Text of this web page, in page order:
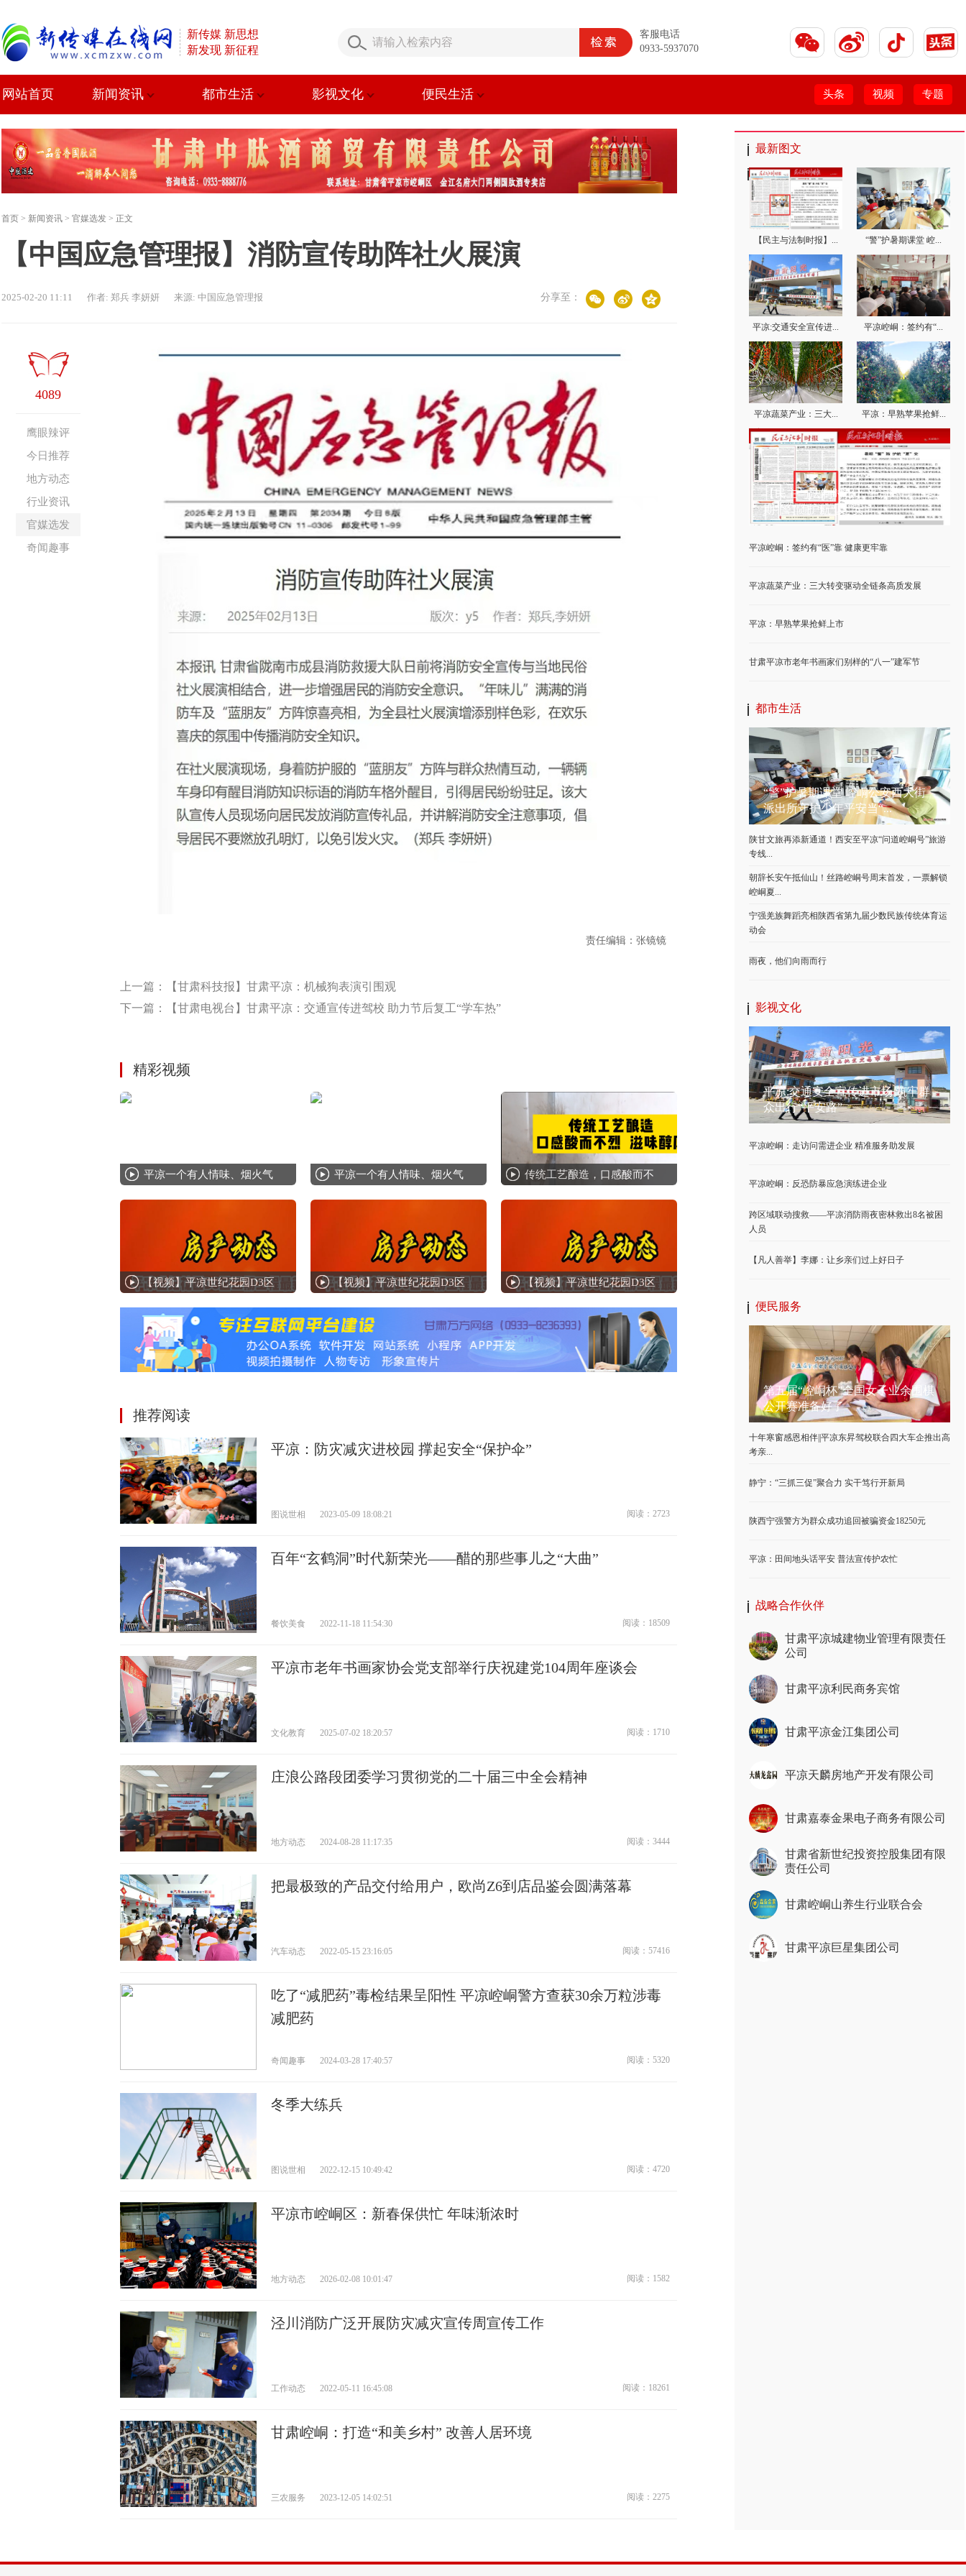
新传媒 新思想
新发现 新征程
客服电话
0933-5937070
网站首页 新闻资讯 都市生活 影视文化 便民生活 头条 视频 专题
首页 > 新闻资讯 > 官媒选发 > 正文
【中国应急管理报】消防宣传助阵社火展演
2025-02-20 11:11 作者: 郑兵 李妍妍 来源: 中国应急管理报 分享至：
4089
鹰眼辣评
今日推荐
地方动态
行业资讯
官媒选发
奇闻趣事
责任编辑：张镜镜
上一篇：【甘肃科技报】甘肃平凉：机械狗表演引围观
下一篇：【甘肃电视台】甘肃平凉：交通宣传进驾校 助力节后复工“学车热”
精彩视频
平凉一个有人情味、烟火气 平凉一个有人情味、烟火气 传统工艺酿造，口感酸而不
【视频】平凉世纪花园D3区 【视频】平凉世纪花园D3区 【视频】平凉世纪花园D3区
推荐阅读
平凉：防灾减灾进校园 撑起安全“保护伞”
阅读：2723
图说世相 2023-05-09 18:08:21
百年“玄鹤洞”时代新荣光——醋的那些事儿之“大曲”
阅读：18509
餐饮美食 2022-11-18 11:54:30
平凉市老年书画家协会党支部举行庆祝建党104周年座谈会
阅读：1710
文化教育 2025-07-02 18:20:57
庄浪公路段团委学习贯彻党的二十届三中全会精神
阅读：3444
地方动态 2024-08-28 11:17:35
把最极致的产品交付给用户，欧尚Z6到店品鉴会圆满落幕
阅读：57416
汽车动态 2022-05-15 23:16:05
吃了“减肥药”毒检结果呈阳性 平凉崆峒警方查获30余万粒涉毒
减肥药
阅读：5320
奇闻趣事 2024-03-28 17:40:57
冬季大练兵
阅读：4720
图说世相 2022-12-15 10:49:42
平凉市崆峒区：新春保供忙 年味渐浓时
阅读：1582
地方动态 2026-02-08 10:01:47
泾川消防广泛开展防灾减灾宣传周宣传工作
阅读：18261
工作动态 2022-05-11 16:45:08
甘肃崆峒：打造“和美乡村” 改善人居环境
阅读：2275
三农服务 2023-12-05 14:02:51
最新图文
【民主与法制时报】... “警”护暑期课堂 崆...
平凉:交通安全宣传进... 平凉崆峒：签约有“...
平凉蔬菜产业：三大... 平凉：早熟苹果抢鲜...
新闻资讯
【民主与法制时报】平凉崆峒：暑
期“警”随护航“夏”安
平凉崆峒：签约有“医”靠 健康更牢靠
平凉蔬菜产业：三大转变驱动全链条高质发展
平凉：早熟苹果抢鲜上市
甘肃平凉市老年书画家们别样的“八一”建军节
都市生活
“警”护暑期课堂 崆峒公安西大街
派出所守护少年平安当“...
陕甘文旅再添新通道！西安至平凉“问道崆峒号”旅游
专线...
朝辞长安午抵仙山！丝路崆峒号周末首发，一票解锁
崆峒夏...
宁强羌族舞蹈亮相陕西省第九届少数民族传统体育运
动会
雨夜，他们向雨而行
影视文化
平凉:交通安全宣传进市场 筑牢群
众出行“平安路”
平凉崆峒：走访问需进企业 精准服务助发展
平凉崆峒：反恐防暴应急演练进企业
跨区域联动搜救——平凉消防雨夜密林救出8名被困
人员
【凡人善举】李娜：让乡亲们过上好日子
便民服务
第五届“崆峒杯”全国女子业余围棋
公开赛准备好了
十年寒窗感恩相伴||平凉东昇驾校联合四大车企推出高
考亲...
静宁：“三抓三促”聚合力 实干笃行开新局
陕西宁强警方为群众成功追回被骗资金18250元
平凉：田间地头话平安 普法宣传护农忙
战略合作伙伴
甘肃平凉城建物业管理有限责任
公司
甘肃平凉利民商务宾馆
甘肃平凉金江集团公司
平凉天麟房地产开发有限公司
甘肃嘉泰金果电子商务有限公司
甘肃省新世纪投资控股集团有限
责任公司
甘肃崆峒山养生行业联合会
甘肃平凉巨星集团公司